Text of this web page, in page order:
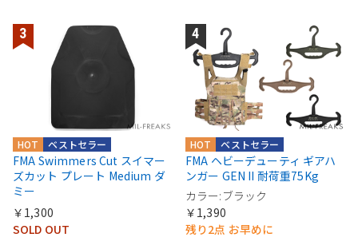
ベストセラー
HOT
FMA Swimmers Cut スイマー
ズカット プレート Medium ダ
ミー
￥1,300
SOLD OUT
ベストセラー
HOT
FMA ヘビーデューティ ギアハ
ンガー GEN II 耐荷重75Kg
カラー:ブラック
￥1,390
残り2点 お早めに